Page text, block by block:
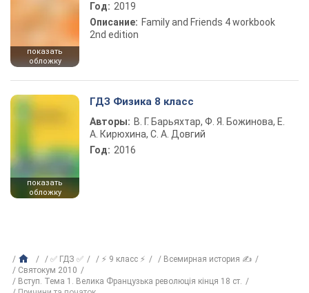
показать
обложку
Год: 2019
Описание: Family and Friends 4 workbook
2nd edition
показать
обложку
ГДЗ Физика 8 класс
Авторы: В. Г. Барьяхтар, Ф. Я. Божинова, Е.
А. Кирюхина, С. А. Довгий
Год: 2016
✅ ГДЗ ✅ ⚡ 9 класс ⚡
Всемирная история ✍
Святокум 2010
Вступ. Тема 1. Велика Французька революція кінця 18 ст.